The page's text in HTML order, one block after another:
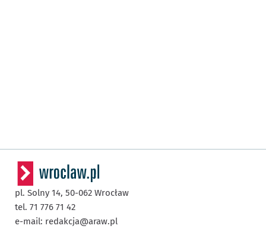
pl. Solny 14, 50-062 Wrocław
tel. 71 776 71 42
e-mail: redakcja@araw.pl